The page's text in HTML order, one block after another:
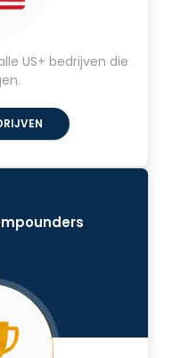
US+ bedrijven die